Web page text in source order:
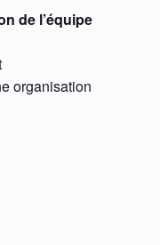
de l’équipe
organisation